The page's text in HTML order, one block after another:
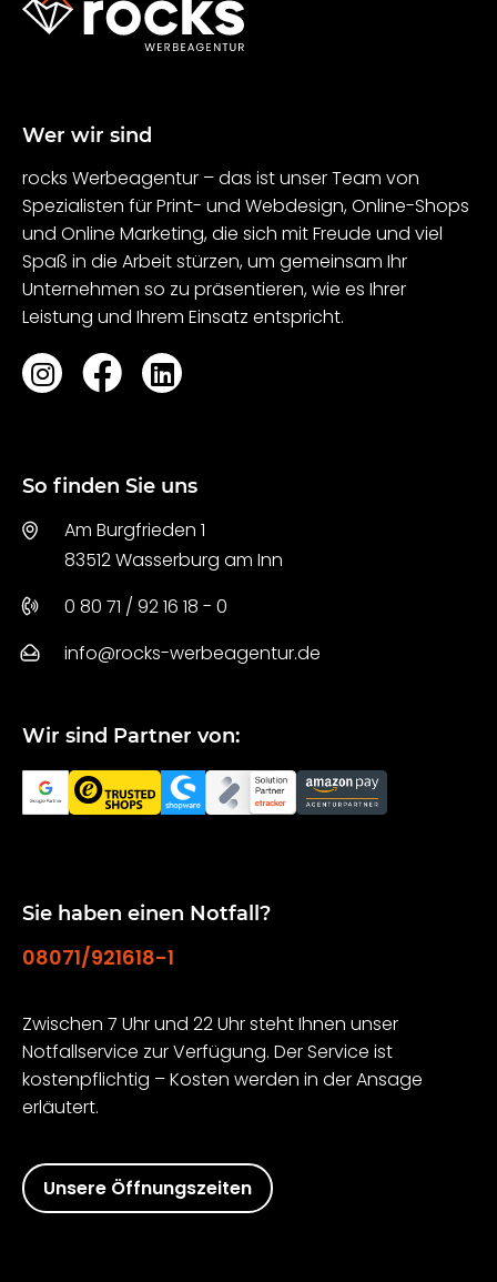
Wer wir sind
rocks Werbeagentur – das ist unser Team von
Spezialisten für Print- und Webdesign, Online-Shops
und Online Marketing, die sich mit Freude und viel
Spaß in die Arbeit stürzen, um gemeinsam Ihr
Unternehmen so zu präsentieren, wie es Ihrer
Leistung und Ihrem Einsatz entspricht.
So finden Sie uns
Am Burgfrieden 1
83512 Wasserburg am Inn
0 80 71 / 92 16 18 - 0
info@rocks-werbeagentur.de
Wir sind Partner von:
Sie haben einen Notfall?
08071/921618-1
Zwischen 7 Uhr und 22 Uhr steht Ihnen unser
Notfallservice zur Verfügung. Der Service ist
kostenpflichtig – Kosten werden in der Ansage
erläutert.
Unsere Öffnungszeiten